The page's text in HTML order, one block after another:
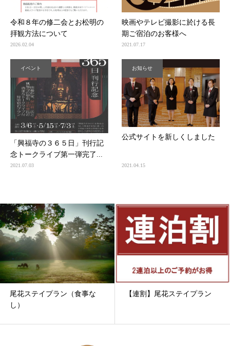
令和８年の修二会とお松明の
拝観方法について
2026.02.04
映画やテレビ撮影に於ける長
期ご宿泊のお客様へ
2021.07.17
イベント
「興福寺の３６５日」刊行記
念トークライブ第一弾完了...
2021.07.03
お知らせ
公式サイトを新しくしました
2021.04.15
尾花ステイプラン（食事な
し）
【連割】尾花ステイプラン